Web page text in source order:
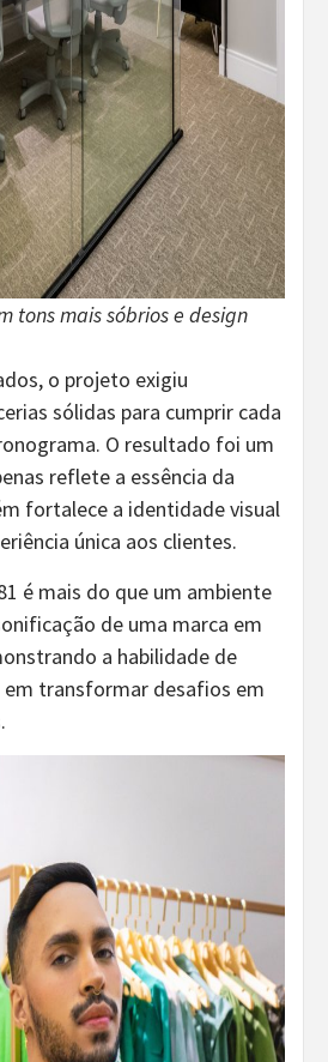
tons mais sóbrios e design
o projeto exigiu
sólidas para cumprir cada
O resultado foi um
reflete a essência da
fortalece a identidade visual
única aos clientes.
é mais do que um ambiente
de uma marca em
a habilidade de
em transformar desafios em